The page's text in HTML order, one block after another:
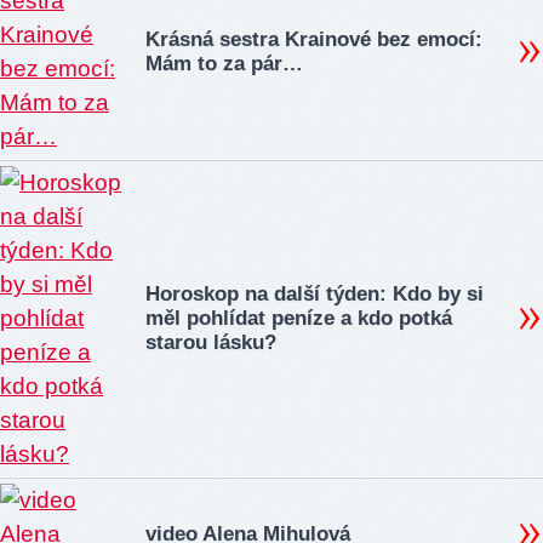
Krásná sestra Krainové bez emocí:
Mám to za pár…
Horoskop na další týden: Kdo by si
měl pohlídat peníze a kdo potká
starou lásku?
video Alena Mihulová